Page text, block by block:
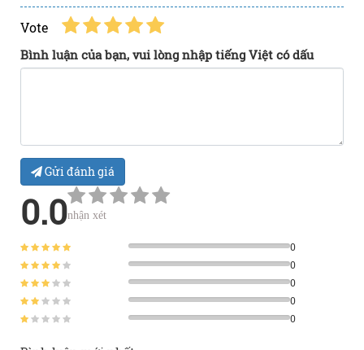
Vote
Bình luận của bạn, vui lòng nhập tiếng Việt có dấu
Gửi đánh giá
0.0nhận xét
0
0
0
0
0